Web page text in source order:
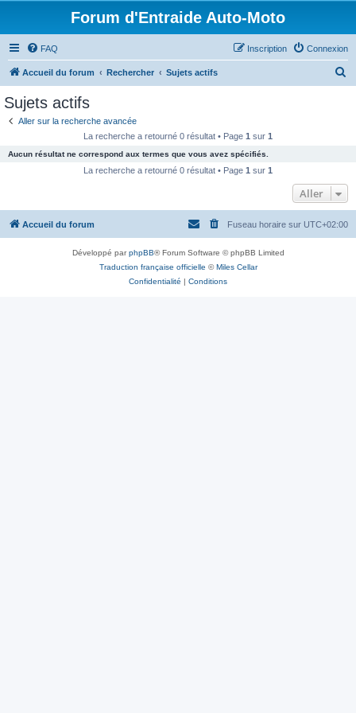
Forum d'Entraide Auto-Moto
FAQ Connexion
Inscription
Accueil du forum Rechercher Sujets actifs
c
e
Sujets actifs
Aller sur la recherche avancée
La recherche a retourné 0 résultat • Page 1 sur 1
Aucun résultat ne correspond aux termes que vous avez spécifiés.
La recherche a retourné 0 résultat • Page 1 sur 1
Aller
Accueil du forum Fuseau horaire sur UTC+02:00
Développé parphpBB® Forum Software © phpBB Limited
Traduction française officielle ©Miles Cellar
Confidentialité | Conditions